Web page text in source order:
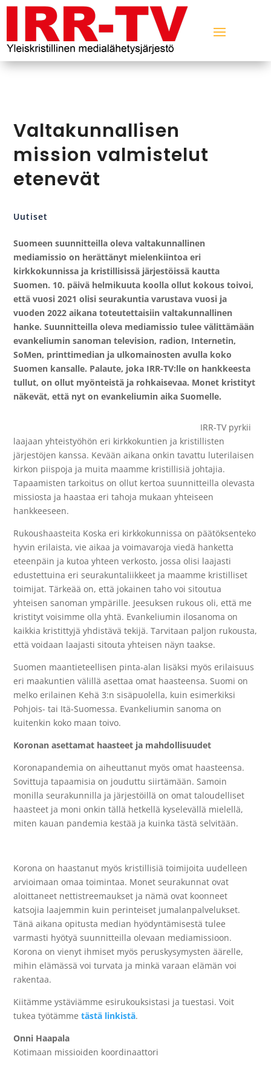
Valtakunnallisen
mission valmistelut
etenevät
Uutiset
Suomeen suunnitteilla oleva valtakunnallinen
mediamissio on herättänyt mielenkiintoa eri
kirkkokunnissa ja kristillisissä järjestöissä kautta
Suomen. 10. päivä helmikuuta koolla ollut kokous toivoi,
että vuosi 2021 olisi seurakuntia varustava vuosi ja
vuoden 2022 aikana toteutettaisiin valtakunnallinen
hanke. Suunnitteilla oleva mediamissio tulee välittämään
evankeliumin sanoman television, radion, Internetin,
SoMen, printtimedian ja ulkomainosten avulla koko
Suomen kansalle. Palaute, joka IRR-TV:lle on hankkeesta
tullut, on ollut myönteistä ja rohkaisevaa. Monet kristityt
näkevät, että nyt on evankeliumin aika Suomelle.
IRR-TV pyrkii
laajaan yhteistyöhön eri kirkkokuntien ja kristillisten
järjestöjen kanssa. Kevään aikana onkin tavattu luterilaisen
kirkon piispoja ja muita maamme kristillisiä johtajia.
Tapaamisten tarkoitus on ollut kertoa suunnitteilla olevasta
missiosta ja haastaa eri tahoja mukaan yhteiseen
hankkeeseen.
Rukoushaasteita Koska eri kirkkokunnissa on päätöksenteko
hyvin erilaista, vie aikaa ja voimavaroja viedä hanketta
eteenpäin ja kutoa yhteen verkosto, jossa olisi laajasti
edustettuina eri seurakuntaliikkeet ja maamme kristilliset
toimijat. Tärkeää on, että jokainen taho voi sitoutua
yhteisen sanoman ympärille. Jeesuksen rukous oli, että me
kristityt voisimme olla yhtä. Evankeliumin ilosanoma on
kaikkia kristittyjä yhdistävä tekijä. Tarvitaan paljon rukousta,
että voidaan laajasti sitouta yhteisen näyn taakse.
Suomen maantieteellisen pinta-alan lisäksi myös erilaisuus
eri maakuntien välillä asettaa omat haasteensa. Suomi on
melko erilainen Kehä 3:n sisäpuolella, kuin esimerkiksi
Pohjois- tai Itä-Suomessa. Evankeliumin sanoma on
kuitenkin koko maan toivo.
Koronan asettamat haasteet ja mahdollisuudet
Koronapandemia on aiheuttanut myös omat haasteensa.
Sovittuja tapaamisia on jouduttu siirtämään. Samoin
monilla seurakunnilla ja järjestöillä on omat taloudelliset
haasteet ja moni onkin tällä hetkellä kyselevällä mielellä,
miten kauan pandemia kestää ja kuinka tästä selvitään.
Korona on haastanut myös kristillisiä toimijoita uudelleen
arvioimaan omaa toimintaa. Monet seurakunnat ovat
aloittaneet nettistreemaukset ja nämä ovat koonneet
katsojia laajemmin kuin perinteiset jumalanpalvelukset.
Tänä aikana opitusta median hyödyntämisestä tulee
varmasti hyötyä suunnitteilla olevaan mediamissioon.
Korona on vienyt ihmiset myös peruskysymysten äärelle,
mihin elämässä voi turvata ja minkä varaan elämän voi
rakentaa.
Kiitämme ystäviämme esirukouksistasi ja tuestasi. Voit
tukea työtämmetästä linkistä.
Onni Haapala
Kotimaan missioiden koordinaattori